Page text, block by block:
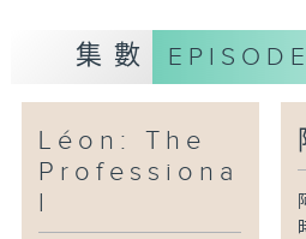
集數
Léon: The
Professiona
l